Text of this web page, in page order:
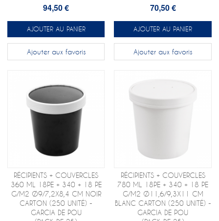
94,50 €
AJOUTER AU PANIER
Ajouter aux favoris
70,50 €
AJOUTER AU PANIER
Ajouter aux favoris
RÉCIPIENTS + COUVERCLES
360 ML 18PE + 340 + 18 PE
G/M2 Ø9/7,2X8,4 CM NOIR
CARTON (250 UNITÉ) -
GARCIA DE POU
RÉCIPIENTS + COUVERCLES
780 ML 18PE + 340 + 18 PE
G/M2 Ø11,6/9,3X11 CM
BLANC CARTON (250 UNITÉ) -
GARCIA DE POU